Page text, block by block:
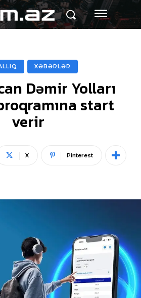
XƏBƏRLƏR
Dəmir Yolları
start
verir
X Pinterest